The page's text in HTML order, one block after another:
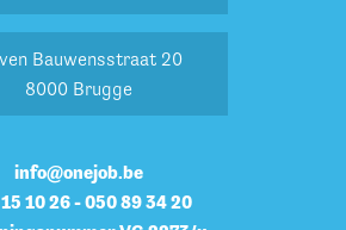
Bauwensstraat 20
8000 Brugge
info@onejob.be
10 26 - 050 89 34 20